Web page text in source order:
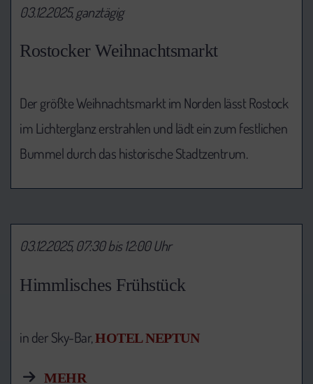
Rostocker Weihnachtsmarkt
03.12.2025, ganztägig
Der größte Weihnachtsmarkt im Norden lässt Rostock
im Lichterglanz erstrahlen und lädt ein zum festlichen
Bummel durch das historische Stadtzentrum.
Himmlisches Frühstück
03.12.2025, 07:30 bis 12:00 Uhr
in der Sky-Bar,HOTEL NEPTUN
MEHR